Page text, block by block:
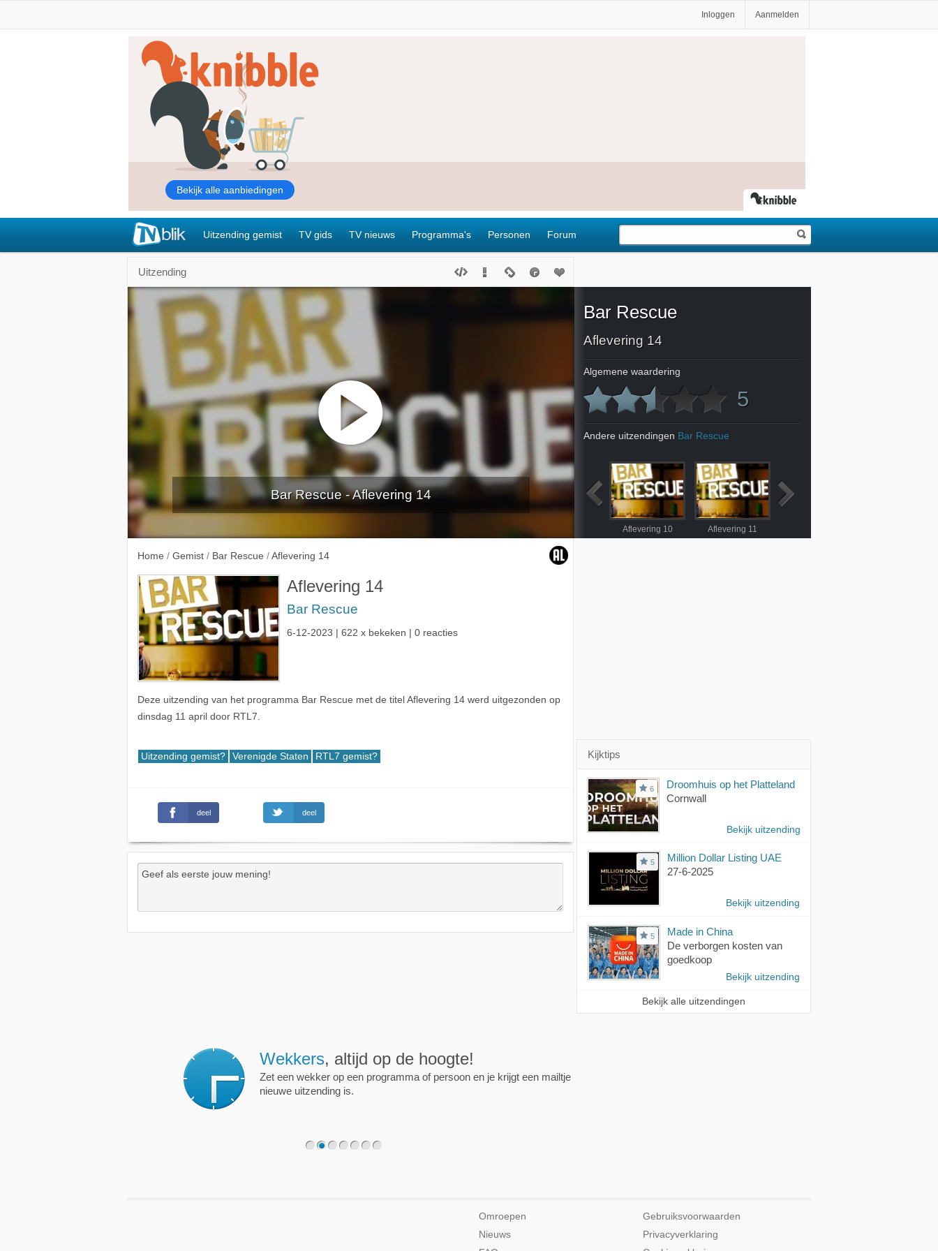
Inloggen Aanmelden
Uitzending gemist TV gids TV nieuws Programma's Personen Forum
Uitzending
Bar Rescue - Aflevering 14
Home / Gemist / Bar Rescue / Aflevering 14
Aflevering 14
Bar Rescue
6-12-2023 | 622 x bekeken | 0 reacties
Deze uitzending van het programma Bar Rescue met de titel Aflevering 14 werd uitgezonden op
dinsdag 11 april door RTL7.
Uitzending gemist? Verenigde Staten RTL7 gemist?
deel deel
Bar Rescue
Aflevering 14
Algemene waardering
5
Andere uitzendingen Bar Rescue
Aflevering 10 Aflevering 11
Kijktips
6
Droomhuis op het Platteland
Cornwall
Bekijk uitzending
5
Million Dollar Listing UAE
27-6-2025
Bekijk uitzending
5
Made in China
De verborgen kosten van
goedkoop
Bekijk uitzending
Bekijk alle uitzendingen
Wekkers, altijd op de hoogte!
Zet een wekker op een programma of persoon en je krijgt een mailtje als er een
nieuwe uitzending is.
Omroepen
Nieuws
Gebruiksvoorwaarden
Privacyverklaring